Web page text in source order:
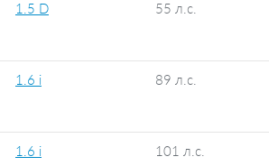
1.5 D 55 л.с.
1.6 i 89 л.с.
1.6 i 101 л.с.